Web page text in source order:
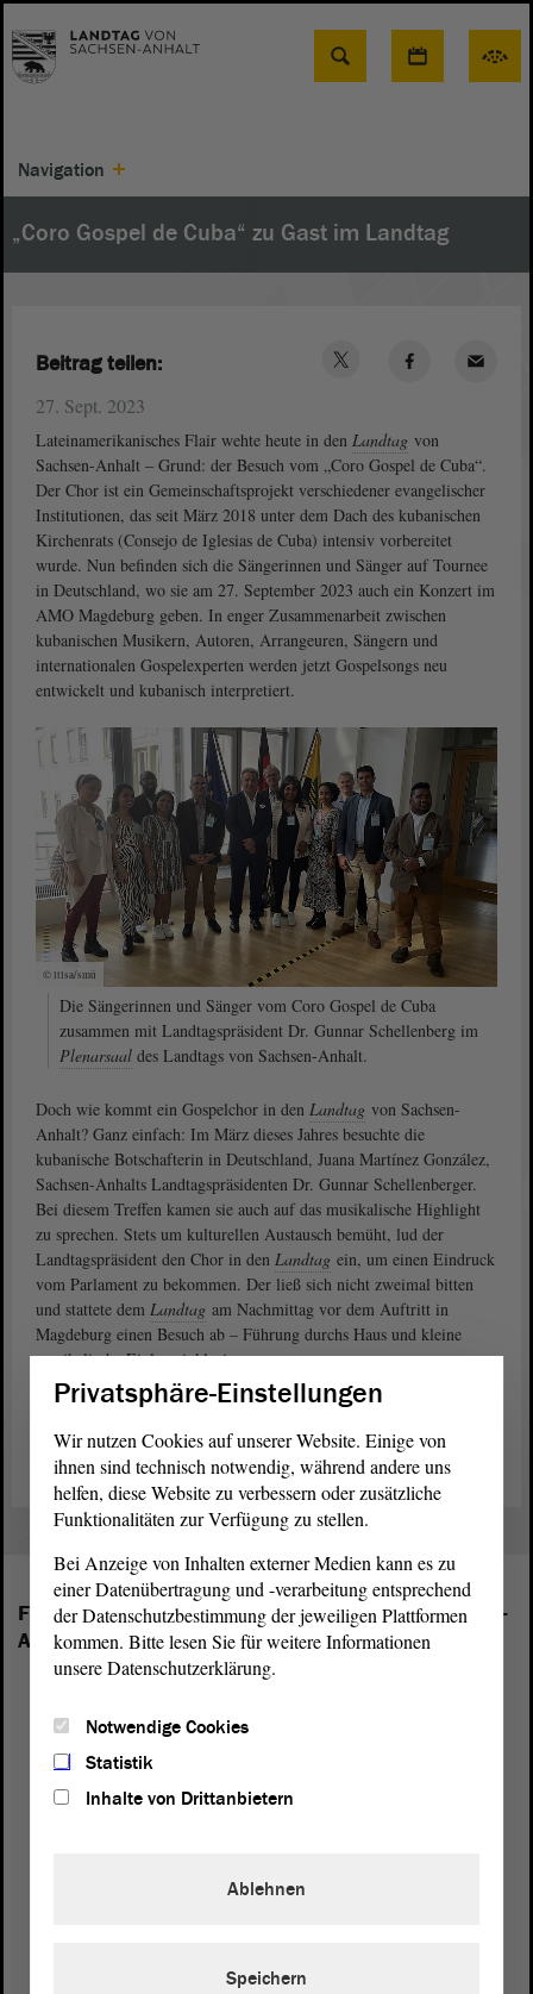
Suche
Navigation
„Coro Gospel de Cuba“ zu Gast im Landtag
27. Sept. 2023
Lateinamerikanisches Flair wehte heute in den Landtag von
Sachsen-Anhalt ‒ Grund: der Besuch vom „Coro Gospel de Cuba“.
Der Chor ist ein Gemeinschaftsprojekt verschiedener evangelischer
Institutionen, das seit März 2018 unter dem Dach des kubanischen
Kirchenrats (Consejo de Iglesias de Cuba) intensiv vorbereitet
wurde. Nun befinden sich die Sängerinnen und Sänger auf Tournee
in Deutschland, wo sie am 27. September 2023 auch ein Konzert im
AMO Magdeburg geben. In enger Zusammenarbeit zwischen
kubanischen Musikern, Autoren, Arrangeuren, Sängern und
internationalen Gospelexperten werden jetzt Gospelsongs neu
entwickelt und kubanisch interpretiert.
© ltlsa/smü
Die Sängerinnen und Sänger vom Coro Gospel de Cuba
zusammen mit Landtagspräsident Dr. Gunnar Schellenberg im
Plenarsaal des Landtags von Sachsen-Anhalt.
Doch wie kommt ein Gospelchor in den Landtag von Sachsen-
Anhalt? Ganz einfach: Im März dieses Jahres besuchte die
kubanische Botschafterin in Deutschland, Juana Martínez González,
Sachsen-Anhalts Landtagspräsidenten Dr. Gunnar Schellenberger.
Bei diesem Treffen kamen sie auch auf das musikalische Highlight
zu sprechen. Stets um kulturellen Austausch bemüht, lud der
Landtagspräsident den Chor in den Landtag ein, um einen Eindruck
vom Parlament zu bekommen. Der ließ sich nicht zweimal bitten
und stattete dem Landtag am Nachmittag vor dem Auftritt in
Magdeburg einen Besuch ab – Führung durchs Haus und kleine
musikalische Einlage inklusive.
Mehr über den Gospelchor erfahren Sie hier:
„Coro Gospel de
Cuba“
Beitrag teilen:
Folgende Fraktionen sind im Landtag von Sachsen-
Anhalt vertreten:
Privatsphäre-Einstellungen
Wir nutzen Cookies auf unserer Website. Einige von
ihnen sind technisch notwendig, während andere uns
helfen, diese Website zu verbessern oder zusätzliche
Funktionalitäten zur Verfügung zu stellen.
Bei Anzeige von Inhalten externer Medien kann es zu
einer Datenübertragung und -verarbeitung entsprechend
der Datenschutzbestimmung der jeweiligen Plattformen
kommen. Bitte lesen Sie für weitere Informationen
unsere Datenschutzerklärung.
Notwendige Cookies
Statistik
Inhalte von Drittanbietern
Ablehnen
Speichern